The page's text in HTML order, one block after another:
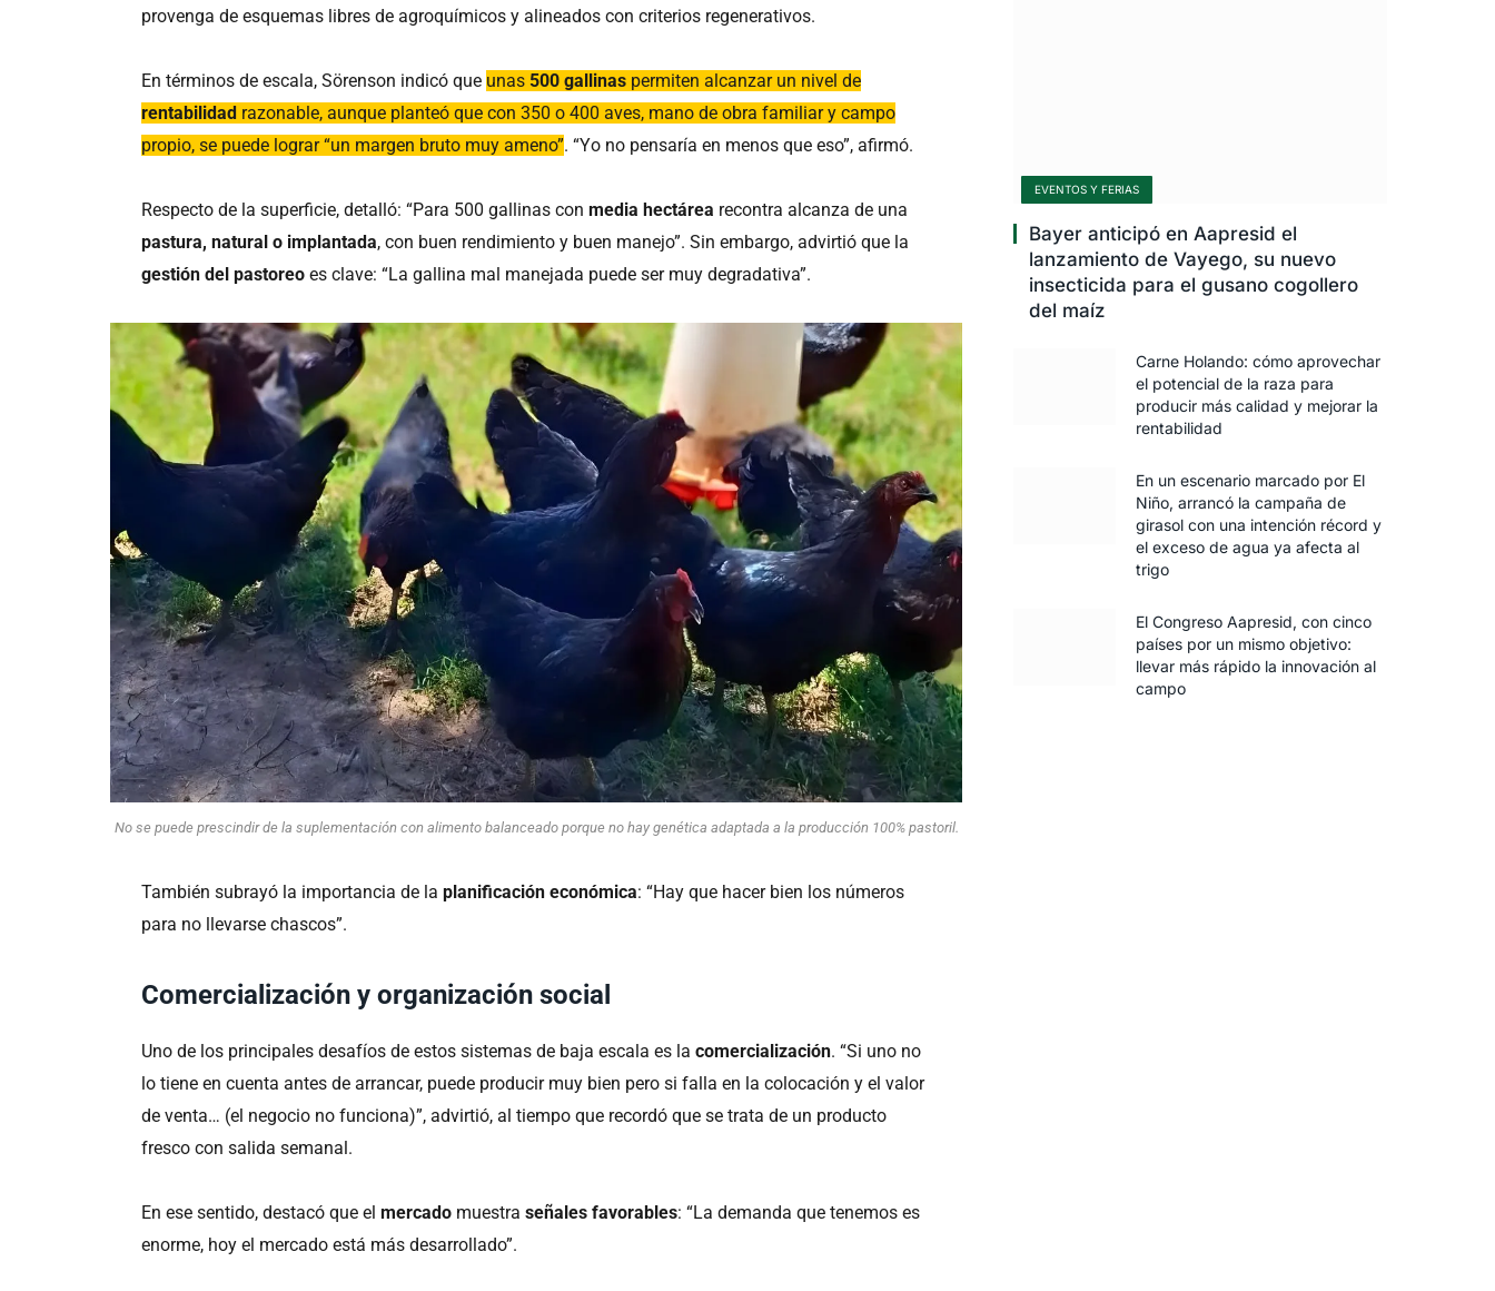
provenga de esquemas libres de agroquímicos y alineados con criterios regenerativos.
En términos de escala, Sörenson indicó que unas500 gallinas permiten alcanzar un nivel de
rentabilidad razonable, aunque planteó que con 350 o 400 aves, mano de obra familiar y campo
propio, se puede lograr “un margen bruto muy ameno”. “Yo no pensaría en menos que eso”, afirmó.
Respecto de la superficie, detalló: “Para 500 gallinas conmedia hectárea recontra alcanza de una
pastura, natural o implantada, con buen rendimiento y buen manejo”. Sin embargo, advirtió que la
gestión del pastoreo es clave: “La gallina mal manejada puede ser muy degradativa”.
No se puede prescindir de la suplementación con alimento balanceado porque no hay genética adaptada a la producción 100% pastoril.
También subrayó la importancia de laplanificación económica: “Hay que hacer bien los números
para no llevarse chascos”.
Comercialización y organización social
Uno de los principales desafíos de estos sistemas de baja escala es lacomercialización. “Si uno no
lo tiene en cuenta antes de arrancar, puede producir muy bien pero si falla en la colocación y el valor
de venta… (el negocio no funciona)”, advirtió, al tiempo que recordó que se trata de un producto
fresco con salida semanal.
En ese sentido, destacó que elmercado muestraseñales favorables: “La demanda que tenemos es
enorme, hoy el mercado está más desarrollado”.
EVENTOS Y FERIAS
Bayer anticipó en Aapresid el
lanzamiento de Vayego, su nuevo
insecticida para el gusano cogollero
del maíz
Carne Holando: cómo aprovechar
el potencial de la raza para
producir más calidad y mejorar la
rentabilidad
En un escenario marcado por El
Niño, arrancó la campaña de
girasol con una intención récord y
el exceso de agua ya afecta al
trigo
El Congreso Aapresid, con cinco
países por un mismo objetivo:
llevar más rápido la innovación al
campo